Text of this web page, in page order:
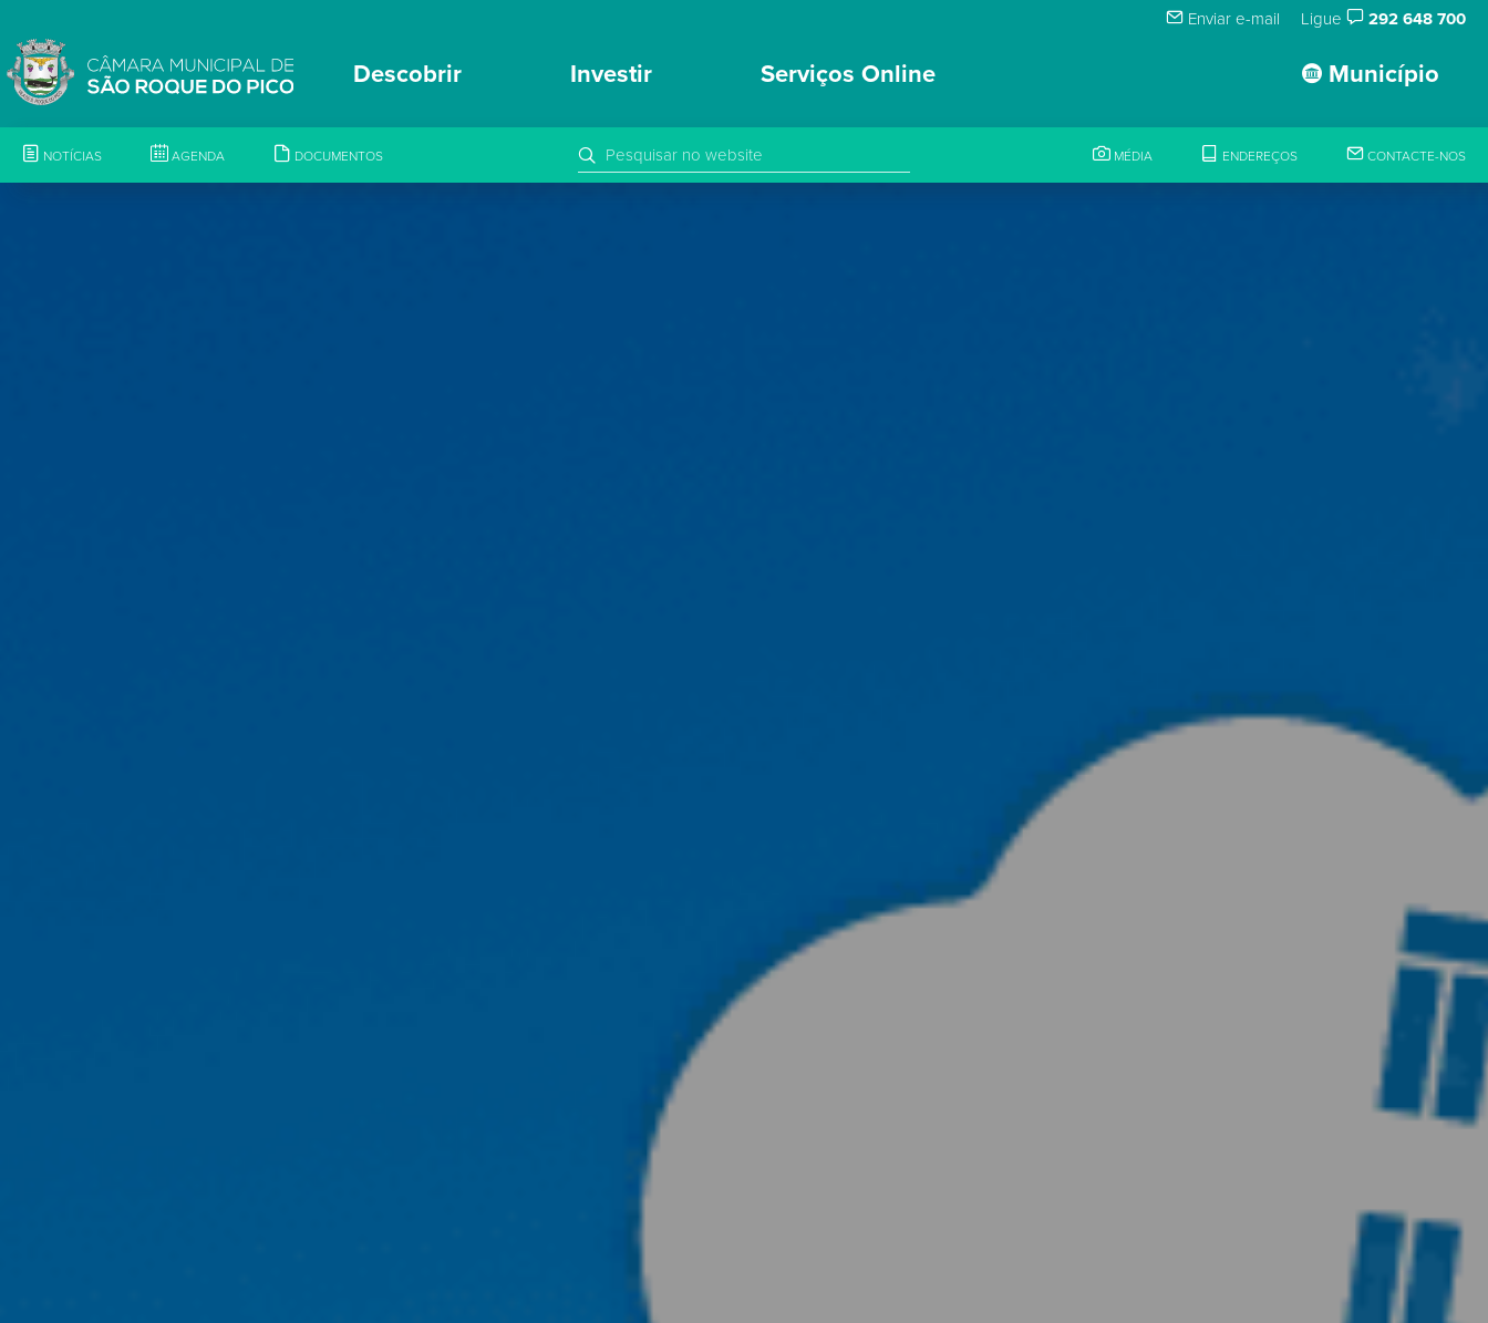
Enviar e-mail Ligue 292 648 700
Município
Descobrir Investir Serviços Online
NOTÍCIAS AGENDA DOCUMENTOS MÉDIA ENDEREÇOS CONTACTE-NOS